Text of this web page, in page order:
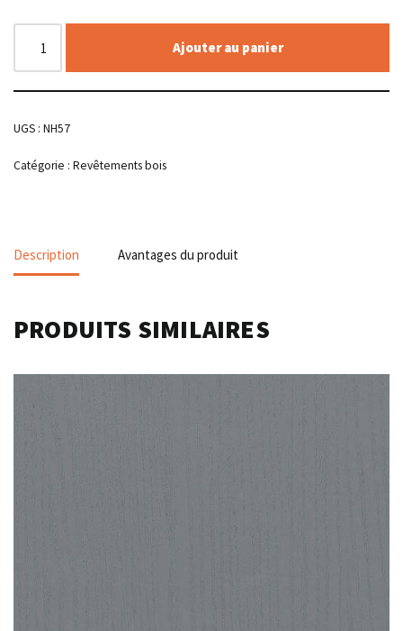
Ajouter au panier
UGS : NH57
Catégorie : Revêtements bois
Description Avantages du produit
PRODUITS SIMILAIRES